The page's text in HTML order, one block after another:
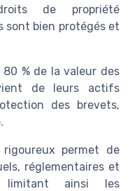
de propriété
sont bien protégés et
% de la valeur des
de leurs actifs
des brevets,
permet de
réglementaires et
limitant ainsi les